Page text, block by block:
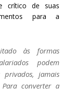
crítico de suas
para a
às formas
podem
privados, jamais
converter a